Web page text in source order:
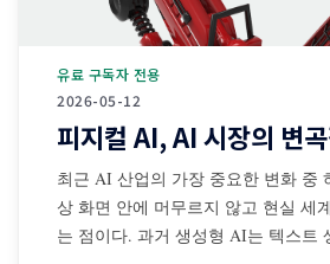
2026-05-12
유료 구독자 전용
최근 AI 산업의 가장 중요한 변화 중
상 화면 안에 머무르지 않고 현실 세
는 점이다. 과거 생성형 AI는 텍스트